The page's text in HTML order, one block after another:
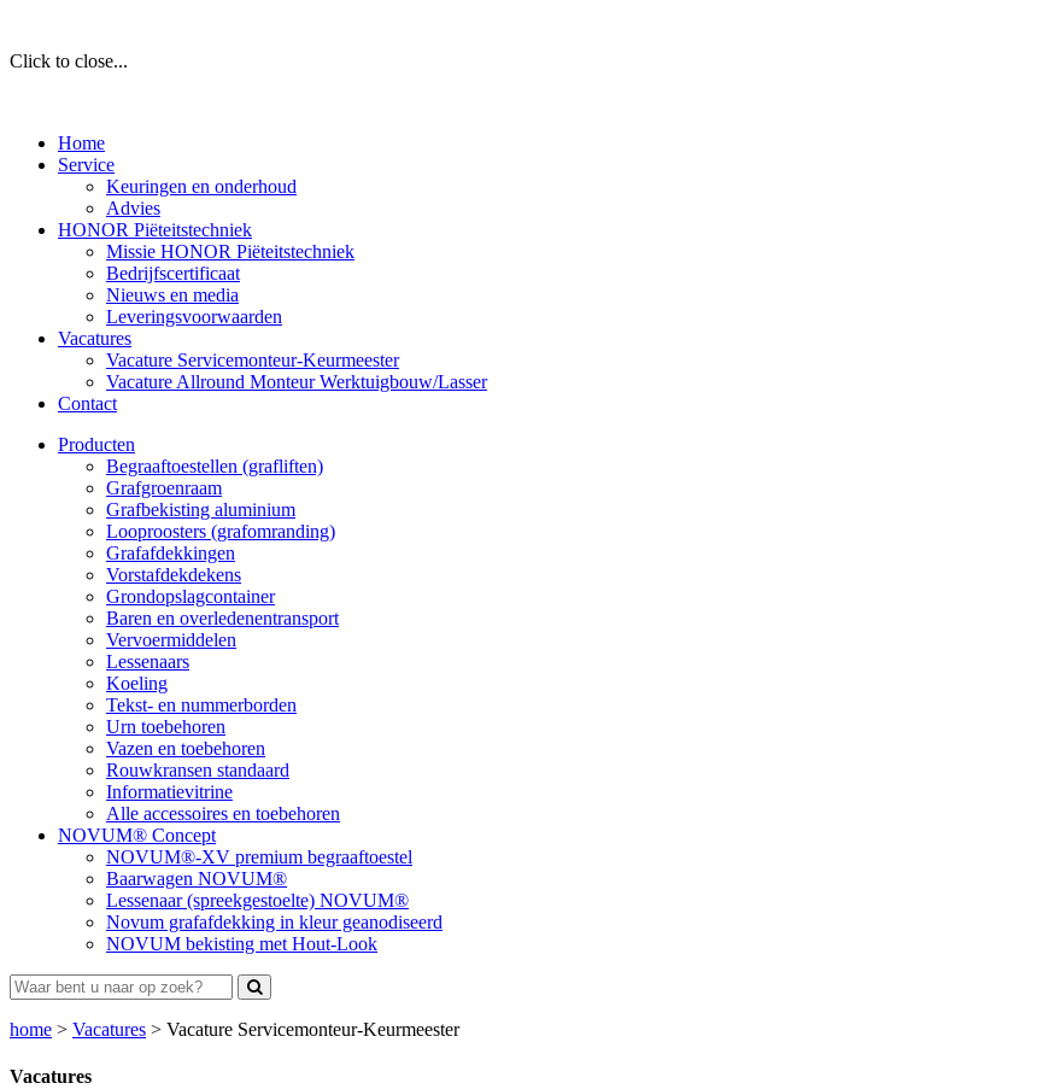
Click to close...
Home
Service
Keuringen en onderhoud
Advies
HONOR Piëteitstechniek
Missie HONOR Piëteitstechniek
Bedrijfscertificaat
Nieuws en media
Leveringsvoorwaarden
Vacatures
Vacature Servicemonteur-Keurmeester
Vacature Allround Monteur Werktuigbouw/Lasser
Contact
Producten
Begraaftoestellen (grafliften)
Grafgroenraam
Grafbekisting aluminium
Looproosters (grafomranding)
Grafafdekkingen
Vorstafdekdekens
Grondopslagcontainer
Baren en overledenentransport
Vervoermiddelen
Lessenaars
Koeling
Tekst- en nummerborden
Urn toebehoren
Vazen en toebehoren
Rouwkransen standaard
Informatievitrine
Alle accessoires en toebehoren
NOVUM® Concept
NOVUM®-XV premium begraaftoestel
Baarwagen NOVUM®
Lessenaar (spreekgestoelte) NOVUM®
Novum grafafdekking in kleur geanodiseerd
NOVUM bekisting met Hout-Look
home > Vacatures > Vacature Servicemonteur-Keurmeester
Vacatures